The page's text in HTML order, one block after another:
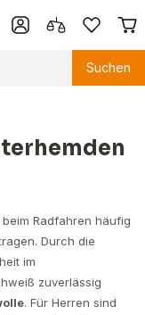
Suchen
Radfahren häufig
Durch die
im
zuverlässig
. Für Herren sind